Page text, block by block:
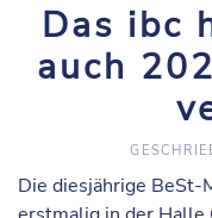
Das ibc
auch
Die diesjährige BeSt-